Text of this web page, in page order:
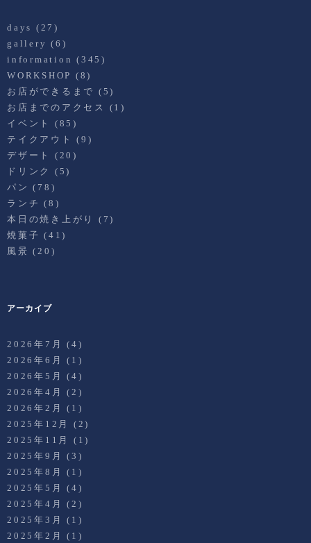
days (27)
gallery (6)
information (345)
WORKSHOP (8)
お店ができるまで (5)
お店までのアクセス
(1)
イベント
(85)
テイクアウト
(9)
デザート
(20)
ドリンク
(5)
パン (78)
ランチ (8)
本日の焼き上がり
(7)
焼菓子 (41)
風景 (20)
アーカイブ
2026年7月
(4)
2026年6月
(1)
2026年5月
(4)
2026年4月
(2)
2026年2月
(1)
2025年12月
(2)
2025年11月
(1)
2025年9月
(3)
2025年8月
(1)
2025年5月
(4)
2025年4月
(2)
2025年3月
(1)
2025年2月
(1)